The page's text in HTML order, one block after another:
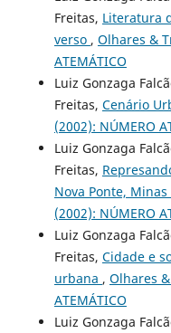
Freitas, Literatura
verso , Olhares &
ATEMÁTICO
Luiz Gonzaga
Freitas, Cenário
(2002): NÚMERO
Luiz Gonzaga
Freitas,
Nova Ponte, Minas
(2002): NÚMERO
Luiz Gonzaga
Freitas, Cidade e
urbana , Olhares
ATEMÁTICO
Luiz Gonzaga